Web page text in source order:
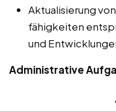
Aktualisierung
fähigkeiten
und
Administrative